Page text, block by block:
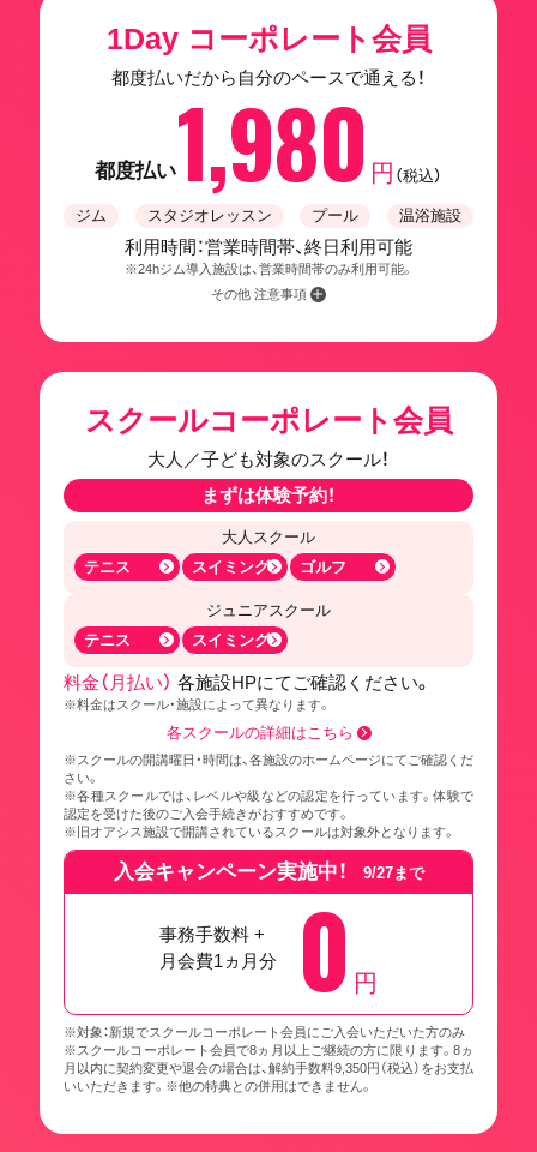
1Day コーポレート会員
都度払いだから自分のペースで通える！
都度払い1,980 円 （税込）
ジム スタジオレッスン プール 温浴施設
利用時間：営業時間帯、終日利用可能
※24hジム導入施設は、営業時間帯のみ利用可能。
その他 注意事項
スクールコーポレート会員
大人／子ども対象のスクール！
まずは体験予約！
大人スクール
テニス
スイミング ゴルフ
ジュニアスクール
テニス
スイミング
料金（月払い） 各施設HPにてご確認ください。
※料金はスクール・施設によって異なります。
各スクールの詳細はこちら
※スクールの開講曜日・時間は、各施設のホームページにてご確認くだ
さい。
※各種スクールでは、レベルや級などの認定を行っています。体験で
認定を受けた後のご入会手続きがおすすめです。
※旧オアシス施設で開講されているスクールは対象外となります。
入会キャンペーン実施中！ 9/27まで
事務手数料 +
月会費1ヵ月分
0 円
※対象：新規でスクールコーポレート会員にご入会いただいた方のみ
※スクールコーポレート会員で8ヵ月以上ご継続の方に限ります。8ヵ
月以内に契約変更や退会の場合は、解約手数料9,350円（税込）をお支払
いいただきます。※他の特典との併用はできません。